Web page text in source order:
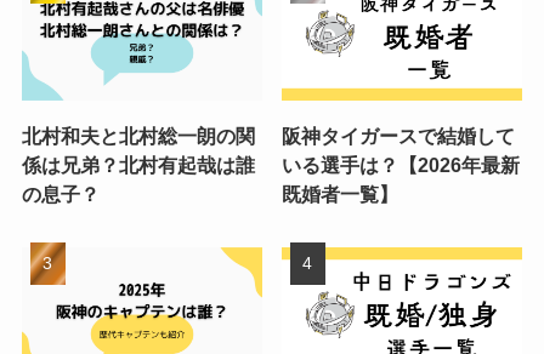
北村和夫と北村総一朗の関
係は兄弟？北村有起哉は誰
の息子？
阪神タイガースで結婚して
いる選手は？【2026年最新
既婚者一覧】